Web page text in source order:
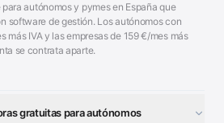
autónomos y pymes en España que
software de gestión. Los autónomos con
más IVA y las empresas de 159€/mes más
se contrata aparte.
gratuitas para autónomos